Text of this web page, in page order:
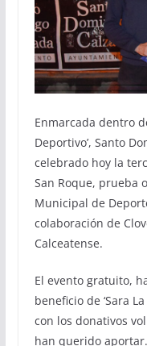
Enmarcada dentro
Deportivo’, Santo
celebrado hoy la
San Roque, prueba
Municipal de
colaboración de
Calceatense.
El evento gratuito,
beneficio de ‘Sara
con los donativos
han querido aportar.